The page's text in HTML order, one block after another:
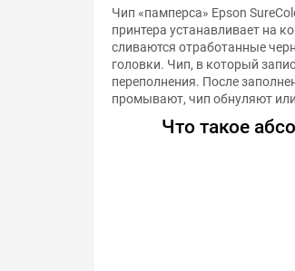
Чип «памперса» Epson
принтера устанавливает на
сливаются отработанные
головки. Чип, в который
переполнения. После
промывают, чип обнуляют
Что такое